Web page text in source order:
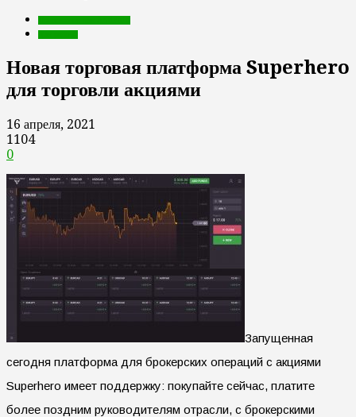
Новая торговая платформа Superhero
для торговли акциями
16 апреля, 2021
1104
0
Запущенная
сегодня платформа для брокерских операций с акциями
Superhero имеет поддержку: покупайте сейчас, платите
более поздним руководителям отрасли, с брокерскими